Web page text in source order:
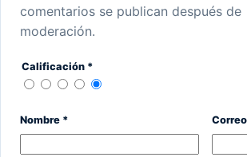
comentarios se publican después de
moderación.
Calificación *
Nombre *